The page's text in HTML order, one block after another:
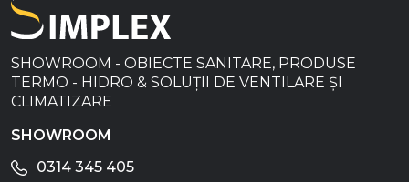
SHOWROOM - OBIECTE SANITARE, PRODUSE
TERMO - HIDRO & SOLUȚII DE VENTILARE ȘI
CLIMATIZARE
SHOWROOM
0314 345 405